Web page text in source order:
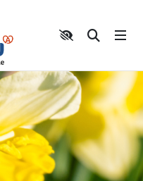
Moteur